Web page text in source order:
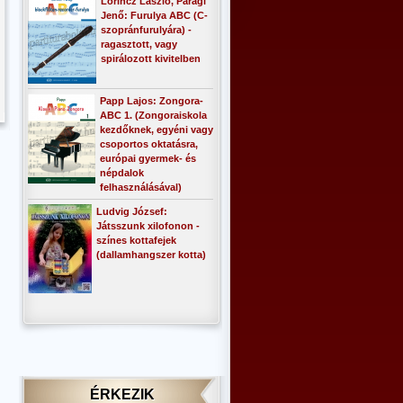
Jenő: Furulya ABC (C-
szopránfurulyára) -
ragasztott, vagy
spirálozott kivitelben
Papp Lajos: Zongora-
ABC 1. (Zongoraiskola
kezdőknek, egyéni vagy
csoportos oktatásra,
európai gyermek- és
népdalok
felhasználásával)
Ludvig József:
Játsszunk xilofonon -
színes kottafejek
(dallamhangszer kotta)
ÉRKEZIK